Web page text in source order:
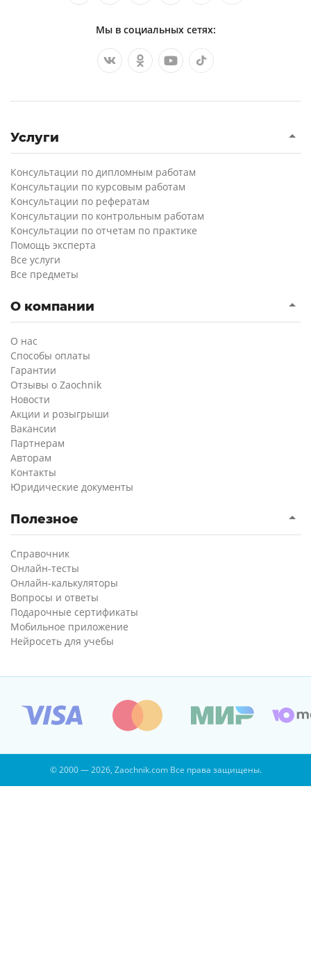
Мы в социальных сетях:
Услуги
Консультации по дипломным работам
Консультации по курсовым работам
Консультации по рефератам
Консультации по контрольным работам
Консультации по отчетам по практике
Помощь эксперта
Все услуги
Все предметы
О компании
О нас
Способы оплаты
Гарантии
Отзывы о Zaochnik
Новости
Акции и розыгрыши
Вакансии
Партнерам
Авторам
Контакты
Юридические документы
Полезное
Справочник
Онлайн-тесты
Онлайн-калькуляторы
Вопросы и ответы
Подарочные сертификаты
Мобильное приложение
Нейросеть для учебы
© 2000 — 2026, Zaochnik.com Все права защищены.